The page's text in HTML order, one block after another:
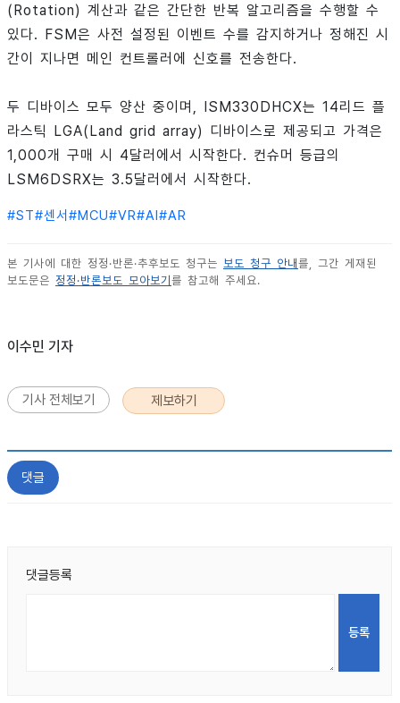
(Rotation) 계산과 같은 간단한 반복 알고리즘을 수행할 수
있다. FSM은 사전 설정된 이벤트 수를 감지하거나 정해진 시
간이 지나면 메인 컨트롤러에 신호를 전송한다.
두 디바이스 모두 양산 중이며, ISM330DHCX는 14리드 플
라스틱 LGA(Land grid array) 디바이스로 제공되고 가격은
1,000개 구매 시 4달러에서 시작한다. 컨슈머 등급의
LSM6DSRX는 3.5달러에서 시작한다.
#ST#센서 #MCU#VR#AI#AR
본 기사에 대한 정정·반론·추후보도 청구는 보도 청구 안내 를, 그간 게재된
보도문은 정정·반론보도 모아보기 를 참고해 주세요.
이수민 기자
기사 전체보기 제보하기
댓글
댓글등록